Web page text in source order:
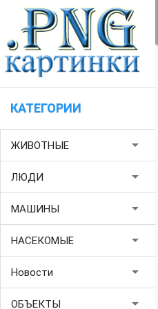
КАТЕГОРИИ
ЖИВОТНЫЕ arrow_drop_down
ЛЮДИ arrow_drop_down
МАШИНЫ arrow_drop_down
НАСЕКОМЫЕ arrow_drop_down
Новости arrow_drop_down
ОБЪЕКТЫ arrow_drop_down